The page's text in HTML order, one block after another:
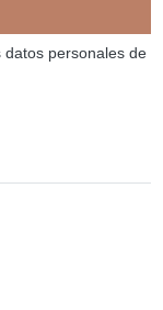
datos personales de